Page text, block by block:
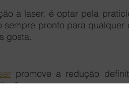
a laser, é optar pela
sempre pronto para
gosta.
promove a redução